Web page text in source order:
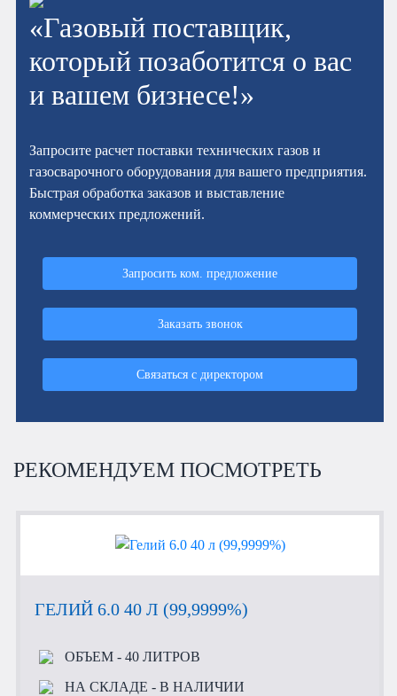
«Газовый поставщик,
который позаботится о вас
и вашем бизнесе!»
Запросите расчет поставки технических газов и
газосварочного оборудования для вашего предприятия.
Быстрая обработка заказов и выставление
коммерческих предложений.
Запросить ком. предложение
Заказать звонок
Связаться с директором
РЕКОМЕНДУЕМ ПОСМОТРЕТЬ
ГЕЛИЙ 6.0 40 Л (99,9999%)
ОБЪЕМ- 40 ЛИТРОВ
НА СКЛАДЕ - В НАЛИЧИИ